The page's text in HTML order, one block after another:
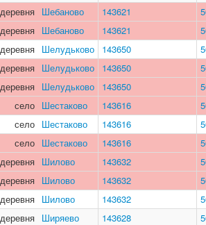
деревня Шебаново 143621
деревня Шебаново 143621
деревня Шелудьково 143650
деревня Шелудьково 143650
деревня Шелудьково 143650
село Шестаково 143616
село Шестаково 143616
село Шестаково 143616
деревня Шилово 143632
деревня Шилово 143632
деревня Шилово 143632
деревня Ширяево 143628